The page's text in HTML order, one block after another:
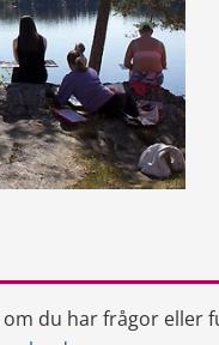
du har frågor eller